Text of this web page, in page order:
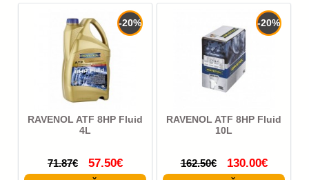
-20%
RAVENOL ATF 8HP Fluid
4L
71.87€ 57.50€
-20%
RAVENOL ATF 8HP Fluid
10L
162.50€ 130.00€